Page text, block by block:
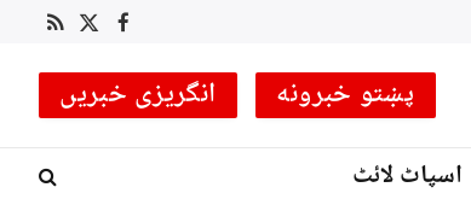
Facebook
X
RSS
پښتو خبرونه انگریزی خبریں
اسپاٹ لائٹ